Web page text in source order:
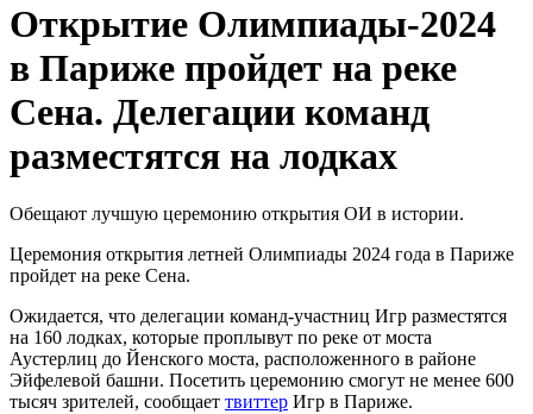
Открытие Олимпиады-2024
в Париже пройдет на реке
Сена. Делегации команд
разместятся на лодках
Обещают лучшую церемонию открытия ОИ в истории.
Церемония открытия летней Олимпиады 2024 года в Париже
пройдет на реке Сена.
Ожидается, что делегации команд-участниц Игр разместятся
на 160 лодках, которые проплывут по реке от моста
Аустерлиц до Йенского моста, расположенного в районе
Эйфелевой башни. Посетить церемонию смогут не менее 600
тысяч зрителей, сообщает твиттер Игр в Париже.